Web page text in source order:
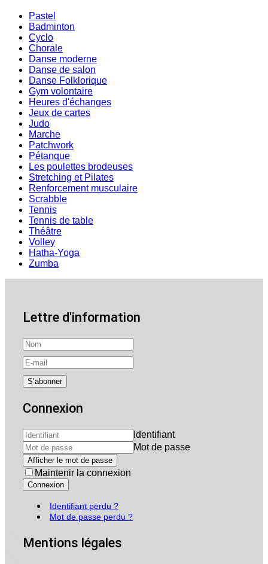
Pastel
Badminton
Cyclo
Chorale
Danse moderne
Danse de salon
Danse Folklorique
Gym volontaire
Heures d'échanges
Jeux de cartes
Judo
Marche
Patchwork
Pétanque
Les poulettes brodeuses
Stretching et Pilates
Renforcement musculaire
Scrabble
Tennis
Tennis de table
Théâtre
Volley
Hatha-Yoga
Zumba
Lettre d'information
Connexion
Identifiant
Mot de passe
Afficher le mot de passe
Maintenir la connexion
Connexion
Identifiant perdu ?
Mot de passe perdu ?
Mentions légales